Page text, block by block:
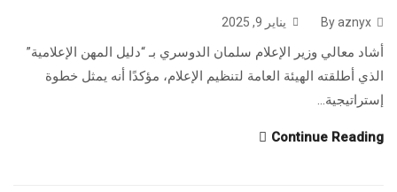
يناير 9, 2025
أشاد معالي وزير الإعلام سلمان الدوسري بـ “دليل المهن الإعلامية”
الذي أطلقته الهيئة العامة لتنظيم الإعلام، مؤكدًا أنه يمثل خطوة
إستراتيجية...
Continue Reading